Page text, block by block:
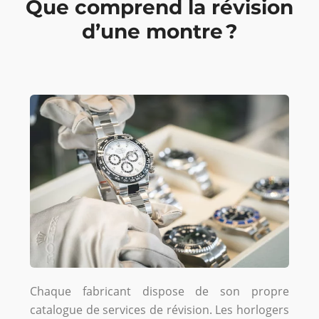
Que comprend la révision
d’une montre ?
Chaque fabricant dispose de son propre
catalogue de services de révision. Les horlogers